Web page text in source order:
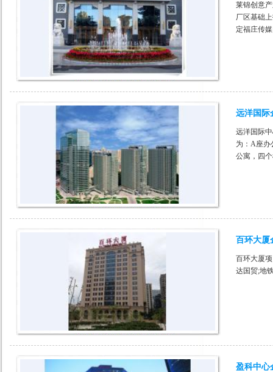
莱锦创意
厂区基础
定福庄传
远洋国际
远洋国际
为：A座办
公寓，四
百环大厦
百环大厦
达国贸;地
盈科中心